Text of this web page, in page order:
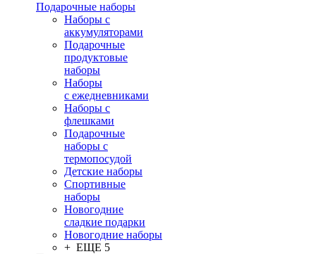
Подарочные наборы
Наборы с
аккумуляторами
Подарочные
продуктовые
наборы
Наборы
с ежедневниками
Наборы с
флешками
Подарочные
наборы с
термопосудой
Детские наборы
Спортивные
наборы
Новогодние
сладкие подарки
Новогодние наборы
+ ЕЩЕ 5